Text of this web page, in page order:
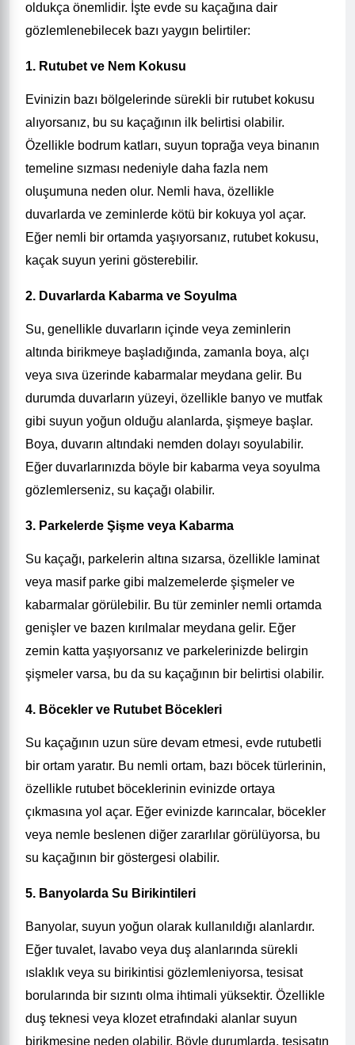
oldukça önemlidir. İşte evde su kaçağına dair
gözlemlenebilecek bazı yaygın belirtiler:
1. Rutubet ve Nem Kokusu
Evinizin bazı bölgelerinde sürekli bir rutubet kokusu
alıyorsanız, bu su kaçağının ilk belirtisi olabilir.
Özellikle bodrum katları, suyun toprağa veya binanın
temeline sızması nedeniyle daha fazla nem
oluşumuna neden olur. Nemli hava, özellikle
duvarlarda ve zeminlerde kötü bir kokuya yol açar.
Eğer nemli bir ortamda yaşıyorsanız, rutubet kokusu,
kaçak suyun yerini gösterebilir.
2. Duvarlarda Kabarma ve Soyulma
Su, genellikle duvarların içinde veya zeminlerin
altında birikmeye başladığında, zamanla boya, alçı
veya sıva üzerinde kabarmalar meydana gelir. Bu
durumda duvarların yüzeyi, özellikle banyo ve mutfak
gibi suyun yoğun olduğu alanlarda, şişmeye başlar.
Boya, duvarın altındaki nemden dolayı soyulabilir.
Eğer duvarlarınızda böyle bir kabarma veya soyulma
gözlemlerseniz, su kaçağı olabilir.
3. Parkelerde Şişme veya Kabarma
Su kaçağı, parkelerin altına sızarsa, özellikle laminat
veya masif parke gibi malzemelerde şişmeler ve
kabarmalar görülebilir. Bu tür zeminler nemli ortamda
genişler ve bazen kırılmalar meydana gelir. Eğer
zemin katta yaşıyorsanız ve parkelerinizde belirgin
şişmeler varsa, bu da su kaçağının bir belirtisi olabilir.
4. Böcekler ve Rutubet Böcekleri
Su kaçağının uzun süre devam etmesi, evde rutubetli
bir ortam yaratır. Bu nemli ortam, bazı böcek türlerinin,
özellikle rutubet böceklerinin evinizde ortaya
çıkmasına yol açar. Eğer evinizde karıncalar, böcekler
veya nemle beslenen diğer zararlılar görülüyorsa, bu
su kaçağının bir göstergesi olabilir.
5. Banyolarda Su Birikintileri
Banyolar, suyun yoğun olarak kullanıldığı alanlardır.
Eğer tuvalet, lavabo veya duş alanlarında sürekli
ıslaklık veya su birikintisi gözlemleniyorsa, tesisat
borularında bir sızıntı olma ihtimali yüksektir. Özellikle
duş teknesi veya klozet etrafındaki alanlar suyun
birikmesine neden olabilir. Böyle durumlarda, tesisatın